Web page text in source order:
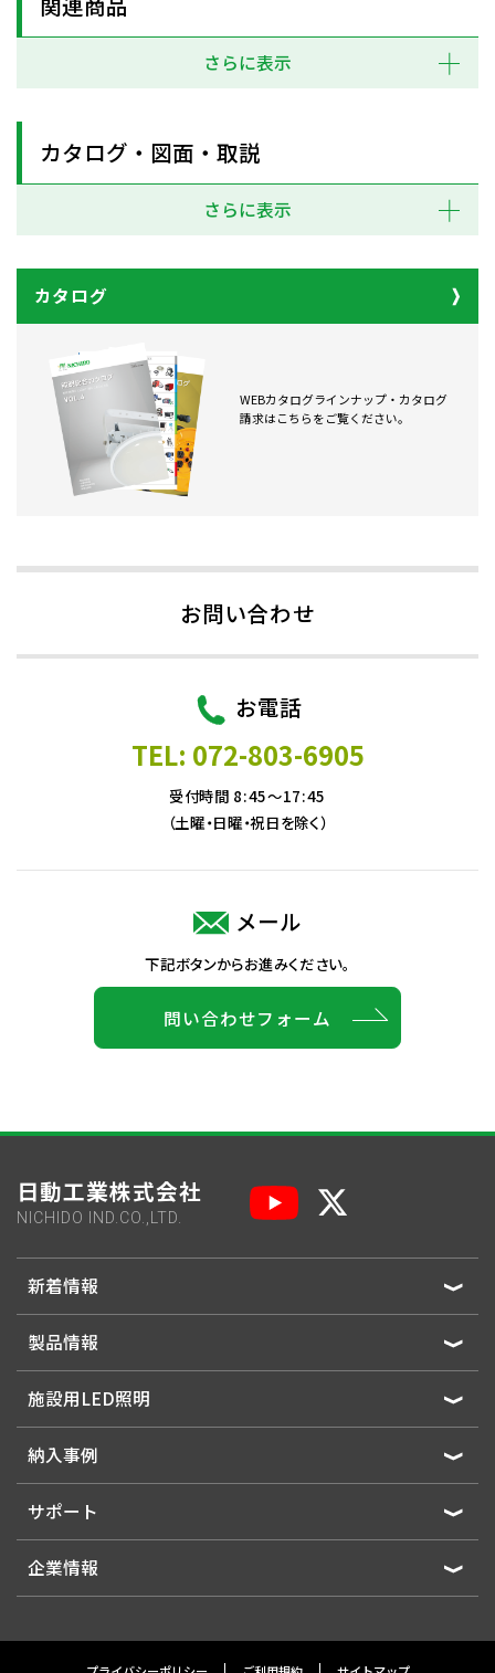
さらに表示
カタログ・図面・取説
さらに表示
カタログ
WEBカタログラインナップ・カタログ
請求はこちらをご覧ください。
お問い合わせ
お電話
TEL: 072-803-6905
受付時間 8:45～17:45
（土曜・日曜・祝日を除く）
メール
下記ボタンからお進みください。
問い合わせフォーム
日動工業株式会社
NICHIDO IND.CO.,LTD.
新着情報
製品情報
施設用LED照明
納入事例
サポート
企業情報